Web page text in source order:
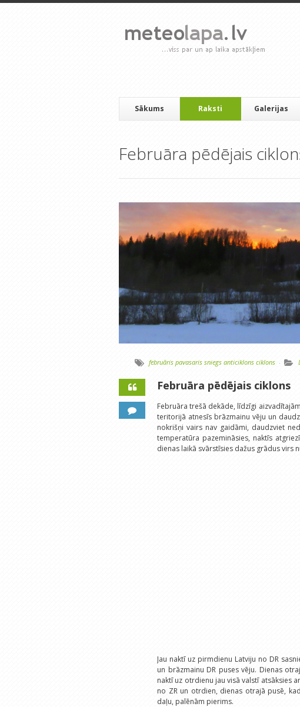
Sākums Raksti Galerijas
Februāra pēdējais
februāris pavasaris sniegs anticiklons ciklons ·
Februāra pēdējais ciklons
Februāra trešā dekāde, līdzīgi
teritorijā atnesīs brāzmainu vēju un
nokrišņi vairs nav gaidāmi, daudzviet
temperatūra pazemināsies, naktīs
dienas laikā svārstīsies dažus grādus virs
Jau naktī uz pirmdienu Latviju no DR
un brāzmainu DR puses vēju. Dienas
naktī uz otrdienu jau visā valstī atsāksies
no ZR un otrdien, dienas otrajā pusē,
daļu, palēnām pierims.